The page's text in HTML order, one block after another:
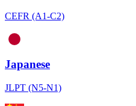
CEFR (A1-C2)
Japanese
JLPT (N5-N1)